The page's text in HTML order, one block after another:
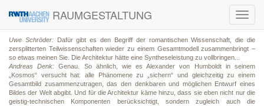
RAUMGESTALTUNG
Uwe Schröder:Dafür gibt es den Begriff der romantischen Wissenschaft, die die
zersplitterten Teilwissenschaften wieder zu einem Gesamtmodell zusammenbringt –
so etwas meinen Sie. Die Architektur hätte eine Syntheseleistung zu vollbringen...
Andreas Denk: Genau. So ähnlich, wie es Alexander von Humboldt in seinem
„Kosmos“ versucht hat: alle Phänomene zu „sichern“ und gleichzeitig zu einem
Gesamtbild zusammenzutragen, das den denkbaren und möglichen Entwurf eines
Bildes der Welt abgibt. Und für die Architektur käme hinzu, dass sie eben nicht nur die
geistig-technischen Komponenten berücksichtigt, sondern zugleich auch die